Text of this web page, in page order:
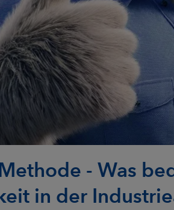
- Was
in der